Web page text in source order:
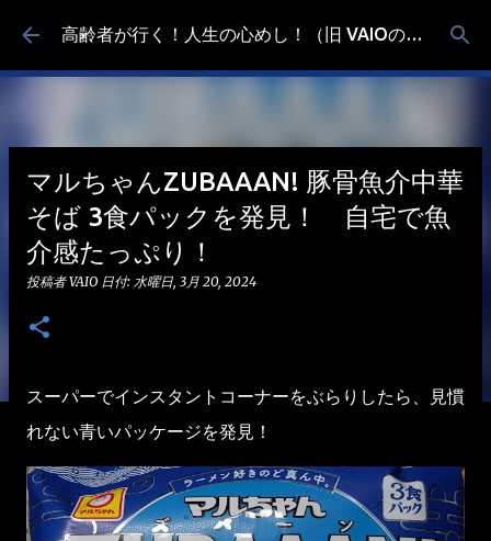
スキップしてメイン コンテンツに移動 高齢者が行く！人生の心めし！（旧 VAIOの食べ歩き）
マルちゃんZUBAAAN! 豚骨魚介中華
そば 3食パックを発見！ 自宅で魚
介感たっぷり！
投稿者VAIO 日付: 水曜日, 3月 20, 2024
スーパーでインスタントコーナーをぶらりしたら、見慣
れない青いパッケージを発見！